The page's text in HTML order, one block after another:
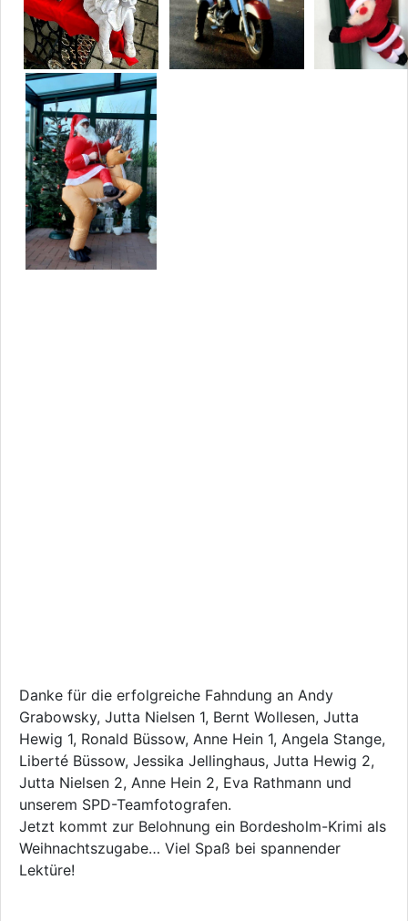
Danke für die erfolgreiche Fahndung an Andy
Grabowsky, Jutta Nielsen 1, Bernt Wollesen, Jutta
Hewig 1, Ronald Büssow, Anne Hein 1, Angela Stange,
Liberté Büssow, Jessika Jellinghaus, Jutta Hewig 2,
Jutta Nielsen 2, Anne Hein 2, Eva Rathmann und
unserem SPD-Teamfotografen.
Jetzt kommt zur Belohnung ein Bordesholm-Krimi als
Weihnachtszugabe… Viel Spaß bei spannender
Lektüre!